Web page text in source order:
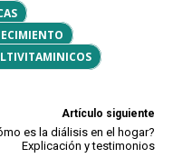
Artículo siguiente
es la diálisis en el hogar?
Explicación y testimonios